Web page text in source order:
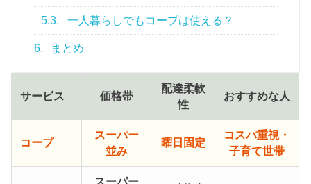
5.3. 一人暮らしでもコープは使える？
6. まとめ
サービス 価格帯
配達柔軟
性
おすすめな人
コープ
スーパー
並み
曜日固定
コスパ重視・
子育て世帯
スーパー